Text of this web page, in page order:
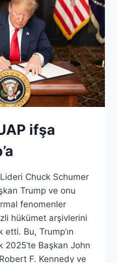
ifşa
Chuck Schumer
Trump ve onu
fenomenler
hükümet arşivlerini
etti. Bu, Trump’ın
Başkan John
F. Kennedy ve